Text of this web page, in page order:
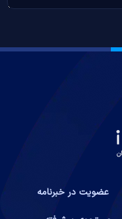
عضویت در خبرنامه